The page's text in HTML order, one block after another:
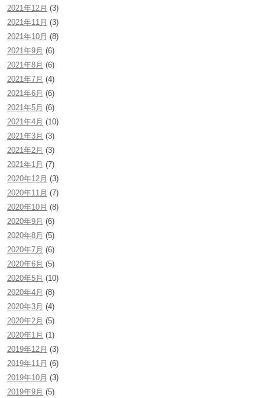
2021年12月 (3)
2021年11月 (3)
2021年10月 (8)
2021年9月 (6)
2021年8月 (6)
2021年7月 (4)
2021年6月 (6)
2021年5月 (6)
2021年4月 (10)
2021年3月 (3)
2021年2月 (3)
2021年1月 (7)
2020年12月 (3)
2020年11月 (7)
2020年10月 (8)
2020年9月 (6)
2020年8月 (5)
2020年7月 (6)
2020年6月 (5)
2020年5月 (10)
2020年4月 (8)
2020年3月 (4)
2020年2月 (5)
2020年1月 (1)
2019年12月 (3)
2019年11月 (6)
2019年10月 (3)
2019年9月 (5)